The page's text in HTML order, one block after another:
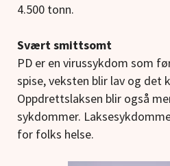
4.500 tonn.
Svært smittsomt
PD er en virussykdom som
spise, veksten blir lav og det
Oppdrettslaksen blir også
sykdommer.
for folks helse.